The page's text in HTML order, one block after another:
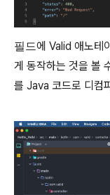
필드에 Valid 애노테
게 동작하는 것을 볼
를 Java 코드로 디컴